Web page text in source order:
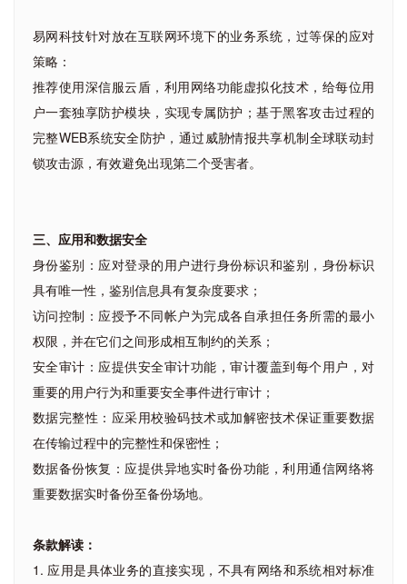
易网科技针对放在互联网环境下的业务系统，过等保的应对
策略：
推荐使用深信服云盾，利用网络功能虚拟化技术，给每位用
户一套独享防护模块，实现专属防护；基于黑客攻击过程的
完整WEB系统安全防护，通过威胁情报共享机制全球联动封
锁攻击源，有效避免出现第二个受害者。
三、应用和数据安全
身份鉴别：应对登录的用户进行身份标识和鉴别，身份标识
具有唯一性，鉴别信息具有复杂度要求；
访问控制：应授予不同帐户为完成各自承担任务所需的最小
权限，并在它们之间形成相互制约的关系；
安全审计：应提供安全审计功能，审计覆盖到每个用户，对
重要的用户行为和重要安全事件进行审计；
数据完整性：应采用校验码技术或加解密技术保证重要数据
在传输过程中的完整性和保密性；
数据备份恢复：应提供异地实时备份功能，利用通信网络将
重要数据实时备份至备份场地。
条款解读：
1. 应用是具体业务的直接实现，不具有网络和系统相对标准